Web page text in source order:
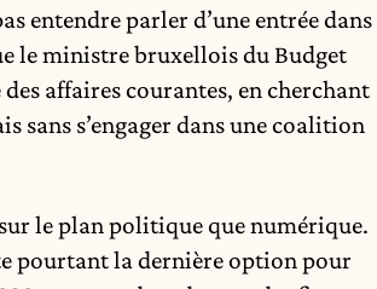
entendre parler d’une entrée dans
le ministre bruxellois du Budget
affaires courantes, en cherchant
sans s’engager dans une coalition
le plan politique que numérique.
pourtant la dernière option pour